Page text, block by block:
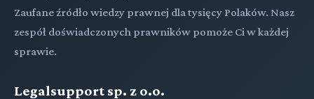
Zaufane źródło wiedzy prawnej dla tysięcy Polaków. Nasz
zespół doświadczonych prawników pomoże Ci w każdej
sprawie.
Legalsupport sp. z o.o.